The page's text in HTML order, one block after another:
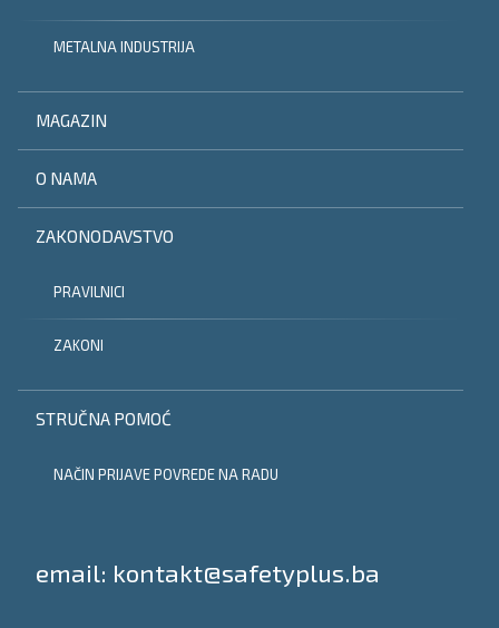
METALNA INDUSTRIJA
MAGAZIN
O NAMA
ZAKONODAVSTVO
PRAVILNICI
ZAKONI
STRUČNA POMOĆ
NAČIN PRIJAVE POVREDE NA RADU
Tel:
email: kontakt@safetyplus.ba